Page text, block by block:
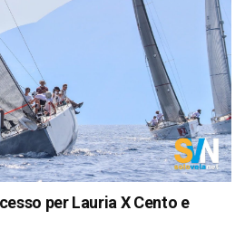
per Lauria X Cento e